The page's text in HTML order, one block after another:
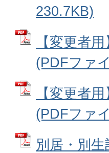
230.7KB)
【変更者
(PDFファ
【変更者
(PDFファ
別居・別